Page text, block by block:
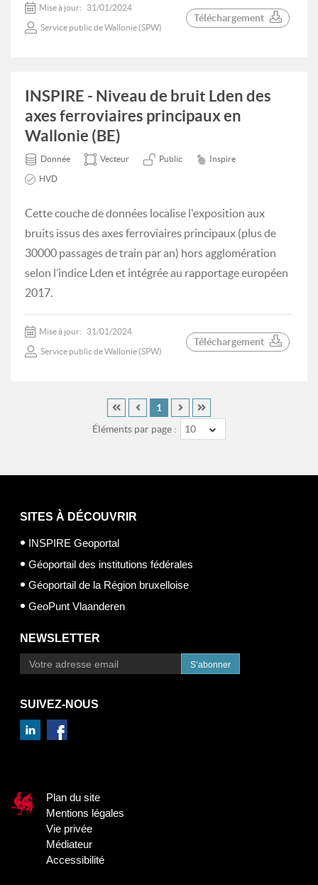
Mise à jour: 31/01/2024
Service public de Wallonie (SPW)
Téléchargement
INSPIRE - Niveau de bruit Lden des
axes ferroviaires principaux en
Wallonie (BE)
Donnée Vecteur Public Inspire
HVD
Cette couche de données localise l'exposition aux
bruits issus des axes ferroviaires principaux (plus de
30000 passages de train par an) hors agglomération
selon l’indice Lden et intégrée au rapportage européen
2017.
Mise à jour: 31/01/2024
Service public de Wallonie (SPW)
Téléchargement
Éléments par page : 10
1
SITES À DÉCOUVRIR
INSPIRE Geoportal
Géoportail des institutions fédérales
Géoportail de la Région bruxelloise
GeoPunt Vlaanderen
NEWSLETTER
S’abonner
SUIVEZ-NOUS
Plan du site
Mentions légales
Vie privée
Médiateur
Accessibilité